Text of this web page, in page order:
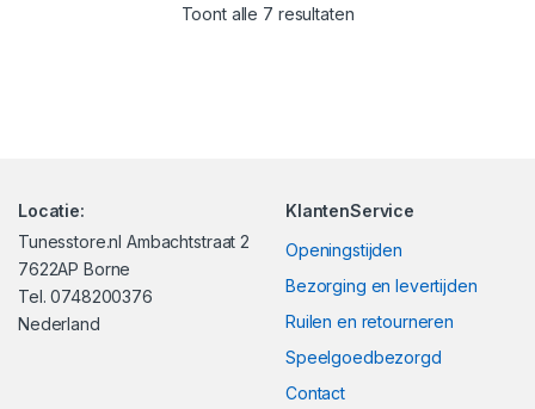
Toont alle 7 resultatenGesorteerd op
Locatie:
Tunesstore.nl Ambachtstraat 2
7622AP Borne
Tel. 0748200376
Nederland
KlantenService
Openingstijden
Bezorging en levertijden
Ruilen en retourneren
Speelgoedbezorgd
Contact